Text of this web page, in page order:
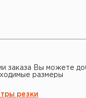
заказа Вы можете
размеры
резки